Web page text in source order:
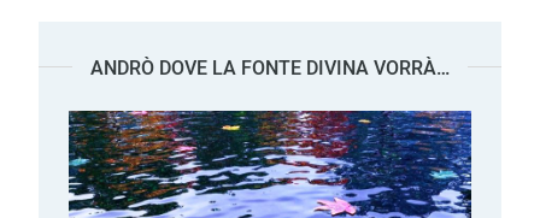
ANDRÒ DOVE LA FONTE DIVINA VORRÀ…